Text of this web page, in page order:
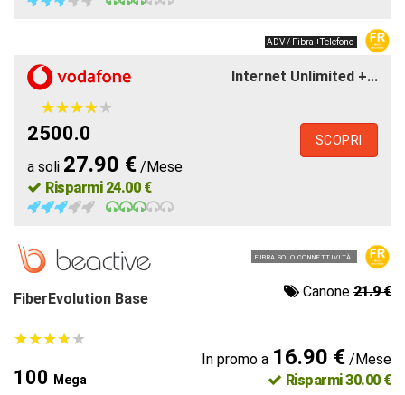
ADV / Fibra +Telefono
Internet Unlimited +...
★★★★★
★★★★★
2500.0
a soli 27.90 € /Mese
Risparmi 24.00 €
SCOPRI
FIBRA SOLO CONNETTIVITÀ
FiberEvolution Base Canone 21.9 €
★★★★★
★★★★★
100 Mega
In promo a 16.90 €/Mese
Risparmi 30.00 €